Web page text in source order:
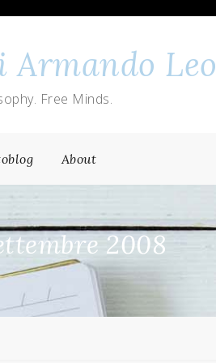
Armando
Free Minds.
About
2008